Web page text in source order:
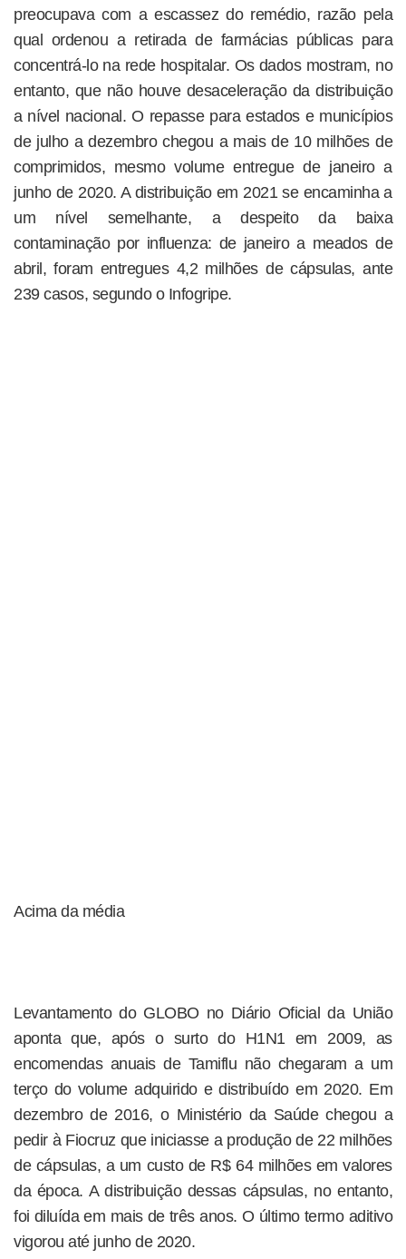
preocupava com a escassez do remédio, razão pela
qual ordenou a retirada de farmácias públicas para
concentrá-lo na rede hospitalar. Os dados mostram, no
entanto, que não houve desaceleração da distribuição
a nível nacional. O repasse para estados e municípios
de julho a dezembro chegou a mais de 10 milhões de
comprimidos, mesmo volume entregue de janeiro a
junho de 2020. A distribuição em 2021 se encaminha a
um nível semelhante, a despeito da baixa
contaminação por influenza: de janeiro a meados de
abril, foram entregues 4,2 milhões de cápsulas, ante
239 casos, segundo o Infogripe.
Acima da média
Levantamento do GLOBO no Diário Oficial da União
aponta que, após o surto do H1N1 em 2009, as
encomendas anuais de Tamiflu não chegaram a um
terço do volume adquirido e distribuído em 2020. Em
dezembro de 2016, o Ministério da Saúde chegou a
pedir à Fiocruz que iniciasse a produção de 22 milhões
de cápsulas, a um custo de R$ 64 milhões em valores
da época. A distribuição dessas cápsulas, no entanto,
foi diluída em mais de três anos. O último termo aditivo
vigorou até junho de 2020.